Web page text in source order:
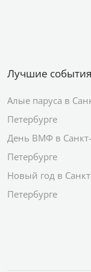
Лучшие события
Алые паруса в
Петербурге
День ВМФ в Санкт-
Петербурге
Новый год в
Петербурге